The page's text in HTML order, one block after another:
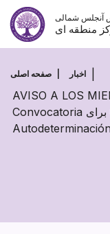
پرش
محتوا
آنجلس شمالی
منطقه ای
صفحه اصلی اخبار
AVISO A LOS
Convocatoria برای Comité Asesor Local de